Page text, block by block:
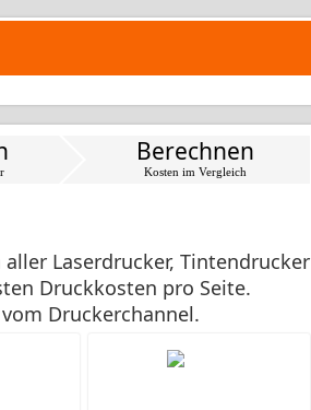
Berechnen
Kosten im Vergleich
Laserdrucker, Tintendrucker
Druckkosten pro Seite.
Druckerchannel.